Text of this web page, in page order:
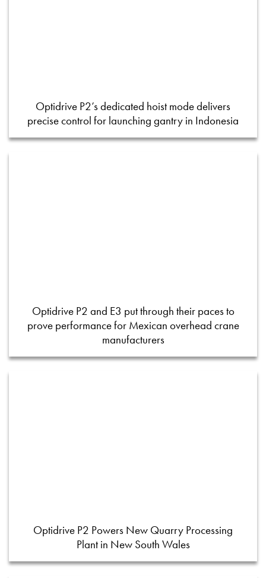
Optidrive P2’s dedicated hoist mode delivers
precise control for launching gantry in Indonesia
Optidrive P2 and E3 put through their paces to
prove performance for Mexican overhead crane
manufacturers
Optidrive P2 Powers New Quarry Processing
Plant in New South Wales